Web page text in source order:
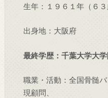
生年：１９６１年（６３
出身地：大阪府
最終学歴：千葉大学大
職業・活動：全国骨髄
現顧問、